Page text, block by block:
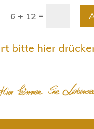
6 + 12 =
bitte hier